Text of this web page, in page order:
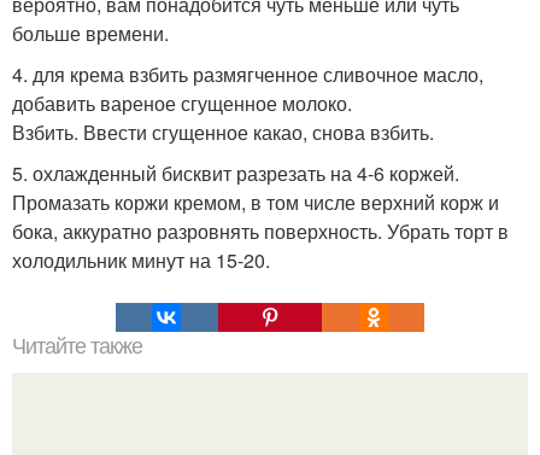
больше времени.
4. для крема взбить размягченное сливочное масло,
добавить вареное сгущенное молоко.
Взбить. Ввести сгущенное какао, снова взбить.
5. охлажденный бисквит разрезать на 4-6 коржей.
Промазать коржи кремом, в том числе верхний корж и
бока, аккуратно разровнять поверхность. Убрать торт в
холодильник минут на 15-20.
Читайте также